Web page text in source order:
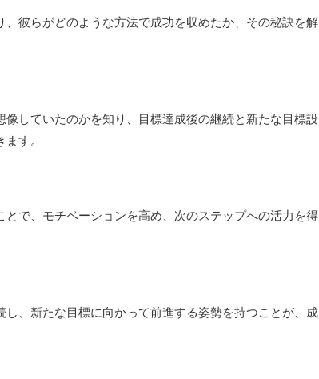
彼らがどのような方法で成功を収めたか、その秘訣を解
していたのかを知り、目標達成後の継続と新たな目標設
す。
で、モチベーションを高め、次のステップへの活力を得
、新たな目標に向かって前進する姿勢を持つことが、成